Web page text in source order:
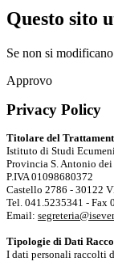
Questo sito
Se non si
Approvo
Privacy Policy
Titolare del
Istituto di Studi
Provincia S. Antonio
P.IVA 01098680372
Castello 2786 - 30122
Tel. 041.5235341 - Fax
Email:
Tipologie di Dati
I dati personali raccolti